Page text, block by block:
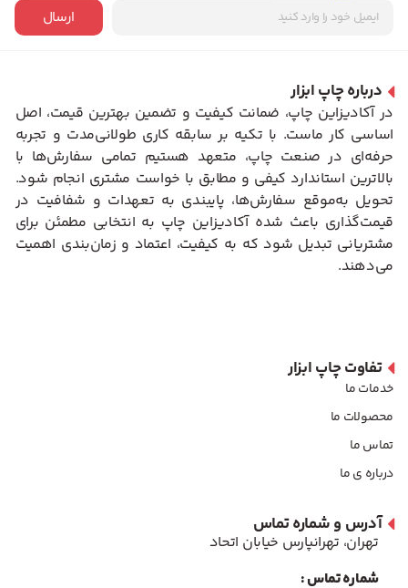
ارسال
درباره چاپ ابزار
در آکادیزاین چاپ، ضمانت کیفیت و تضمین بهترین قیمت، اصل
اساسی کار ماست. با تکیه بر سابقه کاری طولانی‌مدت و تجربه
حرفه‌ای در صنعت چاپ، متعهد هستیم تمامی سفارش‌ها با
بالاترین استاندارد کیفی و مطابق با خواست مشتری انجام شود.
تحویل به‌موقع سفارش‌ها، پایبندی به تعهدات و شفافیت در
قیمت‌گذاری باعث شده آکادیزاین چاپ به انتخابی مطمئن برای
مشتریانی تبدیل شود که به کیفیت، اعتماد و زمان‌بندی اهمیت
می‌دهند.
تفاوت چاپ ابزار
خدمات ما
محصولات ما
تماس ما
درباره ی ما
آدرس و شماره تماس
تهران، تهرانپارس خیابان اتحاد
شماره تماس :